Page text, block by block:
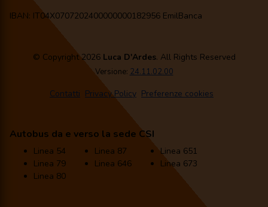
IBAN: IT04X0707202400000000182956 EmilBanca
© Copyright 2026 Luca D'Ardes. All Rights Reserved
Versione: 24.11.02.00
Contatti Privacy Policy Preferenze cookies
Autobus da e verso la sede CSI
Linea 54
Linea 79
Linea 80
Linea 87
Linea 646
Linea 651
Linea 673